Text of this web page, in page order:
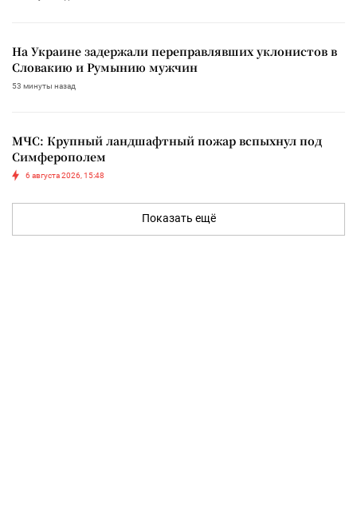
На Украине задержали переправлявших уклонистов в
Словакию и Румынию мужчин
53 минуты назад
МЧС: Крупный ландшафтный пожар вспыхнул под
Симферополем
6 августа 2026, 15:48
Показать ещё